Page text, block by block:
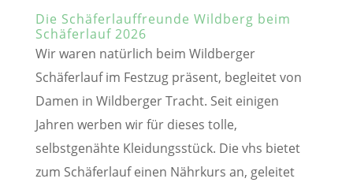
Die Schäferlauffreunde Wildberg beim
Schäferlauf 2026
Wir waren natürlich beim Wildberger
Schäferlauf im Festzug präsent, begleitet von
Damen in Wildberger Tracht. Seit einigen
Jahren werben wir für dieses tolle,
selbstgenähte Kleidungsstück. Die vhs bietet
zum Schäferlauf einen Nährkurs an, geleitet